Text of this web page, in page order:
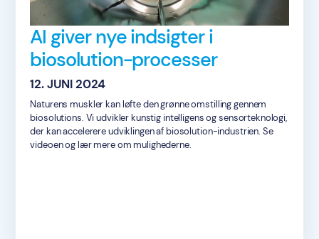
AI giver nye indsigter i
biosolution-processer
12. JUNI 2024
Naturens muskler kan løfte den grønne omstilling gennem
biosolutions. Vi udvikler kunstig intelligens og sensorteknologi,
der kan accelerere udviklingen af ​​biosolution-industrien. Se
videoen og lær mere om mulighederne.